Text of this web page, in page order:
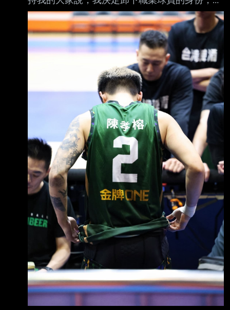
隊，平均攻下19.2分5.2助攻，獲選CBA年度第
二 隊。林庭謙也是中華男籃核心球員，如今傳
出台新戰神價碼超越CBA頂薪600萬人民幣（約
2866萬新台幣），綜合多家台灣媒體報
式退役了。 回想起最初接觸籃球的自己，從國
中的青澀懵懂，高中的熱血拚搏，到大學的成熟
淬鍊，這一路走來，籃球幾乎佔據了我大半的人
生。幸運的是，我憑著這份熱愛走到了職業舞
台。 特別感謝 雲豹 帶給我職業生涯的起點與珍
貴體驗，也感謝 台灣啤酒 籃球隊這段時間的肯
定與信任。感謝這幾年來照顧過我的每一個球
團、教練團、防護員以及所有後勤夥伴，是你們
的專業與包容，讓我可以毫無後顧之憂地在球場
上奔跑。 還有那些曾經並肩作戰的隊友們，一
起經